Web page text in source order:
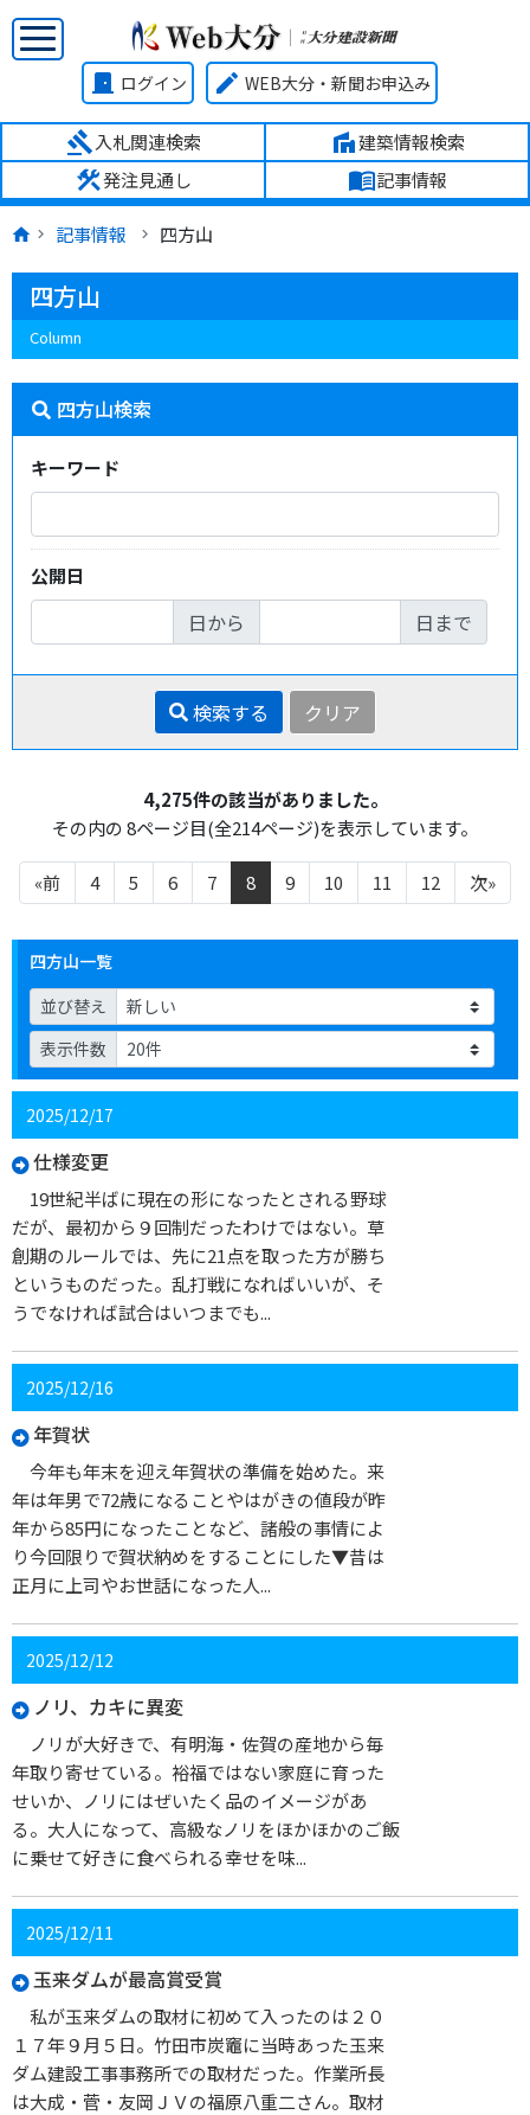
door_front ログイン edit WEB大分・新聞お申込み
gavel入札関連検索 villa建築情報検索
construction発注見通し menu_book記事情報
記事情報 四方山
四方山
Column
四方山検索
キーワード
公開日
日から 日まで
検索する クリア
4,275件の該当がありました。
その内の 8ページ目(全214ページ)を表示しています。
«前 4 5 6 7 8 9 10 11 12 次»
四方山一覧
並び替え
表示件数
2025/12/17
仕様変更
19世紀半ばに現在の形になったとされる野球
だが、最初から９回制だったわけではない。草
創期のルールでは、先に21点を取った方が勝ち
というものだった。乱打戦になればいいが、そ
うでなければ試合はいつまでも...
2025/12/16
年賀状
今年も年末を迎え年賀状の準備を始めた。来
年は年男で72歳になることやはがきの値段が昨
年から85円になったことなど、諸般の事情によ
り今回限りで賀状納めをすることにした▼昔は
正月に上司やお世話になった人...
2025/12/12
ノリ、カキに異変
ノリが大好きで、有明海・佐賀の産地から毎
年取り寄せている。裕福ではない家庭に育った
せいか、ノリにはぜいたく品のイメージがあ
る。大人になって、高級なノリをほかほかのご飯
に乗せて好きに食べられる幸せを味...
2025/12/11
玉来ダムが最高賞受賞
私が玉来ダムの取材に初めて入ったのは２０
１７年９月５日。竹田市炭竈に当時あった玉来
ダム建設工事事務所での取材だった。作業所長
は大成・菅・友岡ＪＶの福原八重二さん。取材